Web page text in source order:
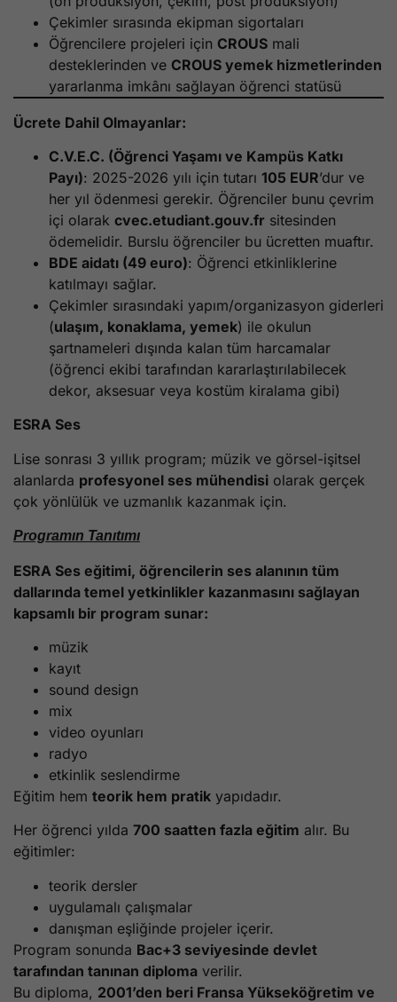
Çekimler sırasında ekipman sigortaları
Öğrencilere projeleri için CROUS mali
desteklerinden ve CROUS yemek hizmetlerinden
yararlanma imkânı sağlayan öğrenci statüsü
Ücrete Dahil Olmayanlar:
C.V.E.C. (Öğrenci Yaşamı ve Kampüs Katkı
Payı): 2025-2026 yılı için tutarı 105 EUR’dur ve
her yıl ödenmesi gerekir. Öğrenciler bunu çevrim
içi olarak cvec.etudiant.gouv.fr sitesinden
ödemelidir. Burslu öğrenciler bu ücretten muaftır.
BDE aidatı (49 euro): Öğrenci etkinliklerine
katılmayı sağlar.
Çekimler sırasındaki yapım/organizasyon giderleri
(ulaşım, konaklama, yemek) ile okulun
şartnameleri dışında kalan tüm harcamalar
(öğrenci ekibi tarafından kararlaştırılabilecek
dekor, aksesuar veya kostüm kiralama gibi)
ESRA Ses
Lise sonrası 3 yıllık program; müzik ve görsel-işitsel
alanlarda profesyonel ses mühendisi olarak gerçek
çok yönlülük ve uzmanlık kazanmak için.
Programın Tanıtımı
ESRA Ses eğitimi, öğrencilerin ses alanının tüm
dallarında temel yetkinlikler kazanmasını sağlayan
kapsamlı bir program sunar:
müzik
kayıt
sound design
mix
video oyunları
radyo
etkinlik seslendirme
Eğitim hem teorik hem pratik yapıdadır.
Her öğrenci yılda 700 saatten fazla eğitim alır. Bu
eğitimler:
teorik dersler
uygulamalı çalışmalar
danışman eşliğinde projeler içerir.
Program sonunda Bac+3 seviyesinde devlet
tarafından tanınan diploma verilir.
Bu diploma, 2001’den beri Fransa Yükseköğretim ve